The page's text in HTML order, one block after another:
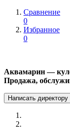
Сравнение
0
Избранное
0
Аквамарин —
Продажа,
Написать директору